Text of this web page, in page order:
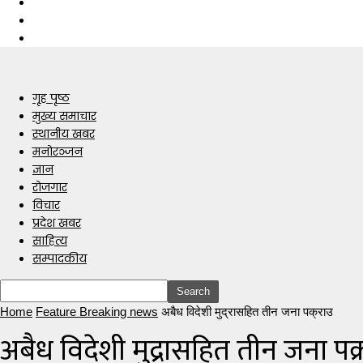
गृह पृष्ठ
मुख्य समाचार
स्थानीय खबर
मनोरञ्जन
ज्ञान
रोजगार
विचार
प्रदेश खबर
साहित्य
सम्पादकीय
Home Feature Breaking news अबैध विदेशी मुद्रासहित तीन जना पक्राउ
अबैध विदेशी मुद्रासहित तीन जना